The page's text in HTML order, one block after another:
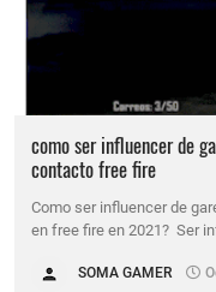
como ser influencer de
contacto free fire
Como ser influencer de
en free fire en 2021? Ser
SOMA GAMER